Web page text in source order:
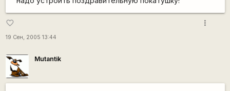
favorite_border
19 Сен, 2005 13:44
more_vert
Mutantik